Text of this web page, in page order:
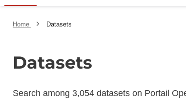
Home Datasets
Datasets
Search among 3,054 datasets on Portail